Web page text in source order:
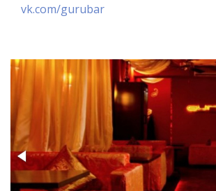
vk.com/gurubar